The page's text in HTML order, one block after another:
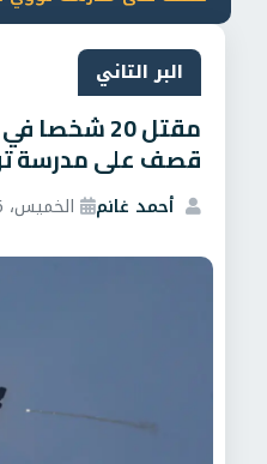
البر التاني
قصف على مدرسة
أحمد غانم الخميس، 26 يونيو 2025 6:30 م